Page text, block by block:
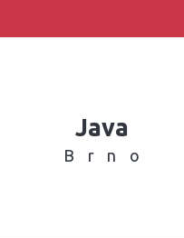
Java
Brno